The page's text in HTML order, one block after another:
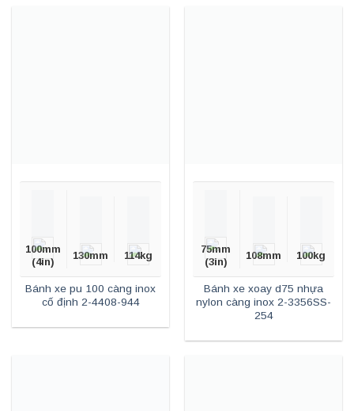
100mm
(4in)
130mm 114kg
Bánh xe pu 100 càng inox
cố định 2-4408-944
75mm
(3in)
108mm 100kg
Bánh xe xoay d75 nhựa
nylon càng inox 2-3356SS-
254